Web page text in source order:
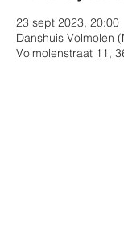
23 sept 2023, 20:00
Danshuis Volmolen
Volmolenstraat 11,